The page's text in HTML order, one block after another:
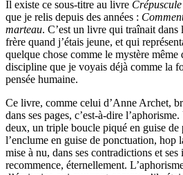
Il existe ce sous-titre au livre
que je relis depuis des années :
marteau. C’est un livre qui traînait dans
frère quand j’étais jeune, et qui
quelque chose comme le mystère
discipline que je voyais déjà comme la
pensée humaine.
Ce livre, comme celui d’Anne Archet,
dans ses pages, c’est-à-dire
deux, un triple boucle piqué en guise de
l’enclume en guise de ponctuation, hop
mise à nu, dans ses contradictions et ses
recommence, éternellement.